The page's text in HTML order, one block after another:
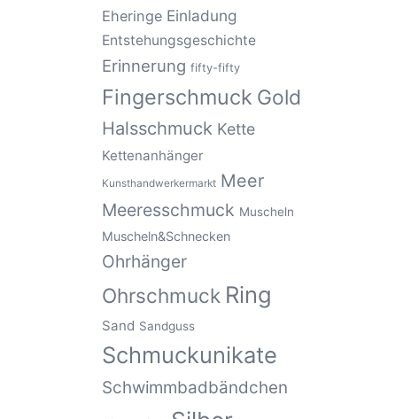
Eheringe Einladung
Entstehungsgeschichte
Erinnerung fifty-fifty
Fingerschmuck Gold
Halsschmuck Kette
Kettenanhänger
Kunsthandwerkermarkt Meer
Meeresschmuck Muscheln
Muscheln&Schnecken
Ohrhänger
Ohrschmuck Ring
Sand Sandguss
Schmuckunikate
Schwimmbadbändchen